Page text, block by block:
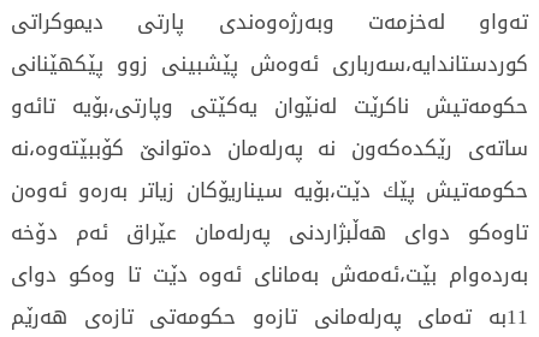
تەواو لەخزمەت وبەرژەوەندی پارتی دیموكراتی
كوردستاندایە،سەرباری ئەوەش پێشبینی زوو پێكهێنانی
حكومەتیش ناكرێت لەنێوان یەكێتی وپارتی،بۆیە تائەو
ساتەی رێکدەكەون نە پەرلەمان دەتوانێ كۆببێتەوە،نە
حكومەتیش پێك دێت،بۆیە سیناریۆكان زیاتر بەرەو ئەوەن
تاوەكو دوای هەڵبژاردنی پەرلەمان عێراق ئەم دۆخە
بەردەوام بێت،ئەمەش بەمانای ئەوە دێت تا وەكو دوای
11بە تەمای پەرلەمانی تازەو حكومەتی تازەی هەرێم